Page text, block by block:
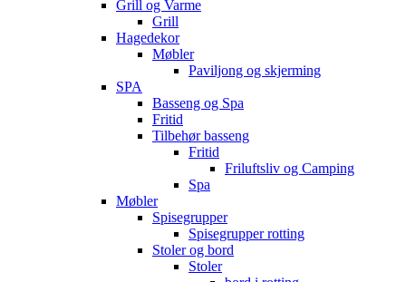
Grill og Varme
Grill
Hagedekor
Møbler
Paviljong og skjerming
SPA
Basseng og Spa
Fritid
Tilbehør basseng
Fritid
Friluftsliv og Camping
Spa
Møbler
Spisegrupper
Spisegrupper rotting
Stoler og bord
Stoler